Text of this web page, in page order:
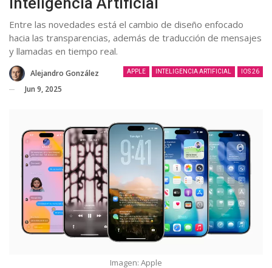
Entre las novedades está el cambio de diseño enfocado
hacia las transparencias, además de traducción de mensajes
y llamadas en tiempo real.
APPLE INTELIGENCIA ARTIFICIAL IOS 26
Alejandro González
Jun 9, 2025
Imagen: Apple